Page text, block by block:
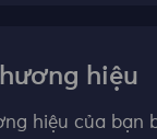
hiệu
hiệu của bạn